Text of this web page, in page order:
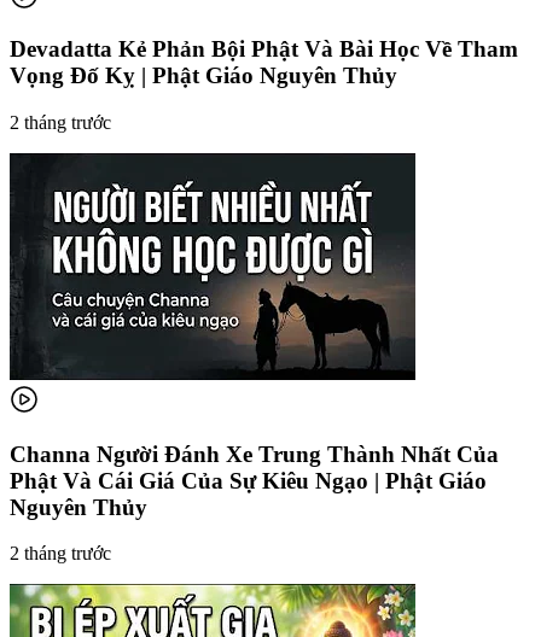
Devadatta Kẻ Phản Bội Phật Và Bài Học Về Tham
Vọng Đố Kỵ | Phật Giáo Nguyên Thủy
2 tháng trước
Channa Người Đánh Xe Trung Thành Nhất Của
Phật Và Cái Giá Của Sự Kiêu Ngạo | Phật Giáo
Nguyên Thủy
2 tháng trước